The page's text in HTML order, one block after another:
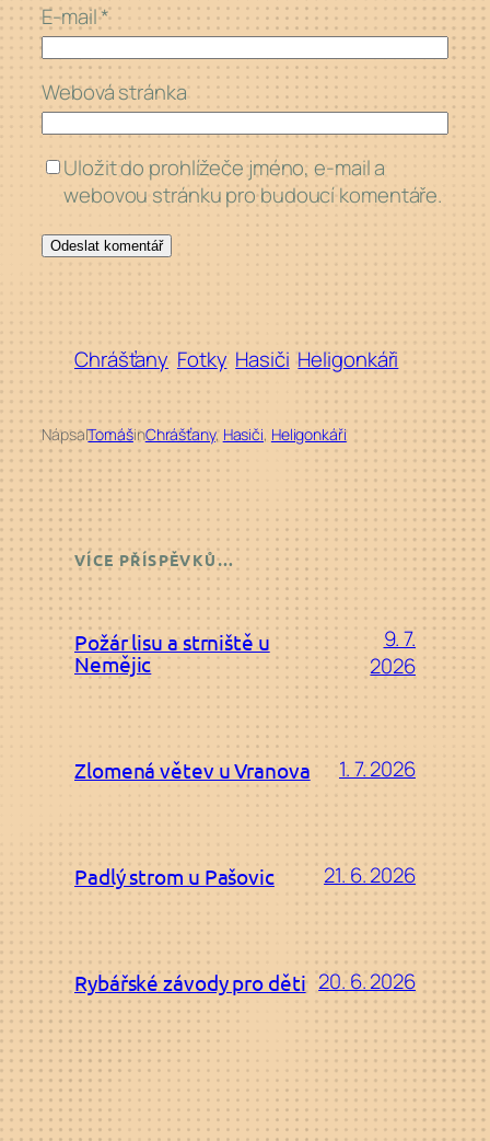
E-mail*
Webová stránka
Uložit do prohlížeče jméno, e-mail a
webovou stránku pro budoucí komentáře.
Chrášťany Fotky Hasiči Heligonkáři
NápsalTomášinChrášťany, Hasiči, Heligonkáři
VÍCE PŘÍSPĚVKŮ…
Požár lisu a strniště u
Nemějic
9. 7.
2026
Zlomená větev u Vranova 1. 7. 2026
Padlý strom u Pašovic 21. 6. 2026
Rybářské závody pro děti 20. 6. 2026